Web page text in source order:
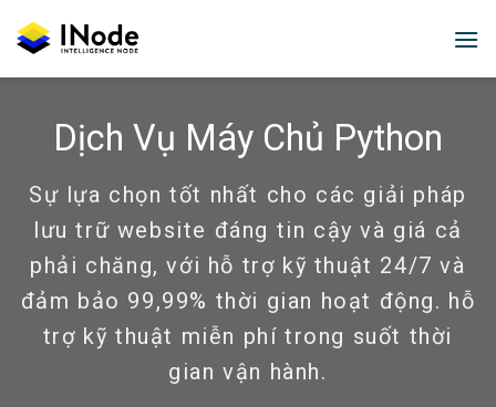
Dịch Vụ Máy Chủ Python
Sự lựa chọn tốt nhất cho các giải pháp
lưu trữ website đáng tin cậy và giá cả
phải chăng, với hỗ trợ kỹ thuật 24/7 và
đảm bảo 99,99% thời gian hoạt động. hỗ
trợ kỹ thuật miễn phí trong suốt thời
gian vận hành.